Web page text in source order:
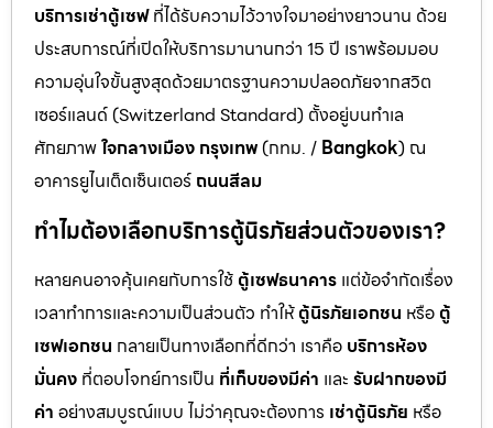
บริการเช่าตู้เซฟที่ได้รับความไว้วางใจมาอย่างยาวนาน ด้วย
ประสบการณ์ที่เปิดให้บริการมานานกว่า 15 ปี เราพร้อมมอบ
ความอุ่นใจขั้นสูงสุดด้วยมาตรฐานความปลอดภัยจากสวิต
เซอร์แลนด์ (Switzerland Standard) ตั้งอยู่บนทำเล
ศักยภาพใจกลางเมือง กรุงเทพ(กทม. / Bangkok) ณ
อาคารยูไนเต็ดเซ็นเตอร์ ถนนสีลม
ทำไมต้องเลือกบริการตู้นิรภัยส่วนตัวของเรา?
หลายคนอาจคุ้นเคยกับการใช้ ตู้เซฟธนาคาร แต่ข้อจำกัดเรื่อง
เวลาทำการและความเป็นส่วนตัว ทำให้ตู้นิรภัยเอกชน หรือ ตู้
เซฟเอกชน กลายเป็นทางเลือกที่ดีกว่า เราคือ บริการห้อง
มั่นคง ที่ตอบโจทย์การเป็น ที่เก็บของมีค่า และ รับฝากของมี
ค่า อย่างสมบูรณ์แบบ ไม่ว่าคุณจะต้องการ เช่าตู้นิรภัย หรือ